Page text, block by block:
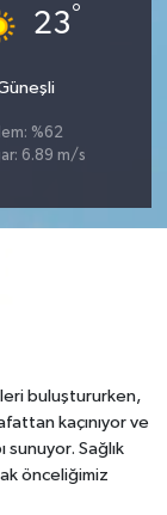
23°
%62
6.89 m/s
buluştururken,
kaçınıyor ve
Sağlık
önceliğimiz